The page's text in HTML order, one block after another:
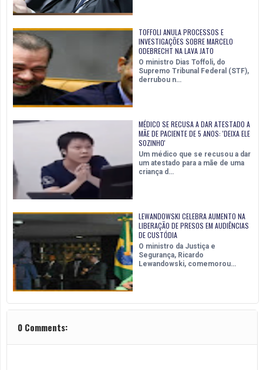
TOFFOLI ANULA PROCESSOS E
INVESTIGAÇÕES SOBRE MARCELO
ODEBRECHT NA LAVA JATO
O ministro Dias Toffoli, do
Supremo Tribunal Federal (STF),
derrubou n…
MÉDICO SE RECUSA A DAR ATESTADO A
MÃE DE PACIENTE DE 5 ANOS: 'DEIXA ELE
SOZINHO'
Um médico que se recusou a dar
um atestado para a mãe de uma
criança d…
LEWANDOWSKI CELEBRA AUMENTO NA
LIBERAÇÃO DE PRESOS EM AUDIÊNCIAS
DE CUSTÓDIA
O ministro da Justiça e
Segurança, Ricardo
Lewandowski, comemorou…
0 Comments: